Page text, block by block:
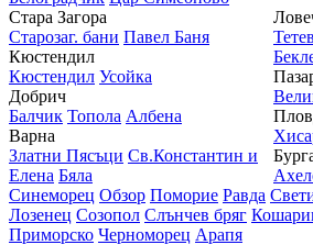
Стара Загора
Старозаг. бани Павел Баня
Кюстендил
Кюстендил Усойка
Добрич
Балчик Топола Албена
Варна
Златни Пясъци Св.Константин и
Елена Бяла
Синеморец Обзор Поморие Равда
Лозенец Созопол Слънчев бряг
Приморско Черноморец Арапя